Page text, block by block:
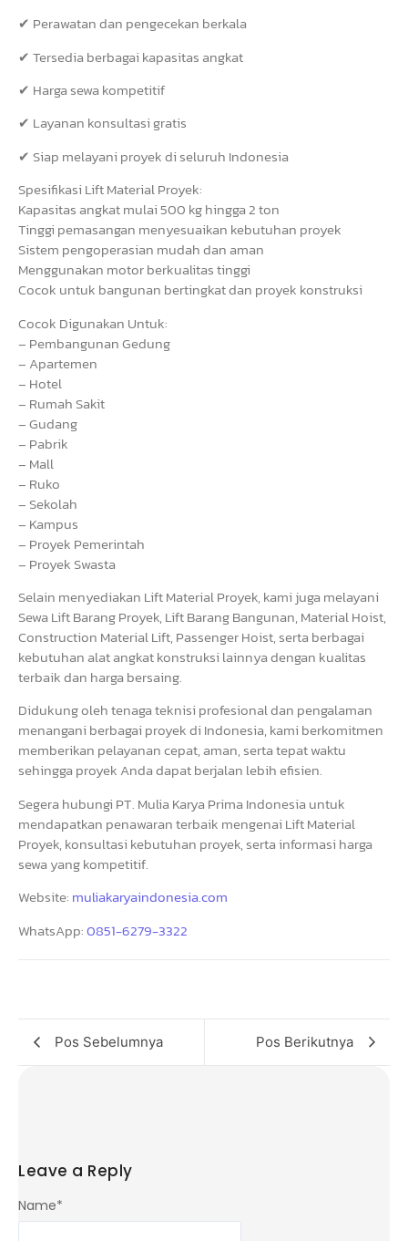
✔ Perawatan dan pengecekan berkala
✔ Tersedia berbagai kapasitas angkat
✔ Harga sewa kompetitif
✔ Layanan konsultasi gratis
✔ Siap melayani proyek di seluruh Indonesia
Spesifikasi Lift Material Proyek:
Kapasitas angkat mulai 500 kg hingga 2 ton
Tinggi pemasangan menyesuaikan kebutuhan proyek
Sistem pengoperasian mudah dan aman
Menggunakan motor berkualitas tinggi
Cocok untuk bangunan bertingkat dan proyek konstruksi
Cocok Digunakan Untuk:
– Pembangunan Gedung
– Apartemen
– Hotel
– Rumah Sakit
– Gudang
– Pabrik
– Mall
– Ruko
– Sekolah
– Kampus
– Proyek Pemerintah
– Proyek Swasta
Selain menyediakan Lift Material Proyek, kami juga melayani
Sewa Lift Barang Proyek, Lift Barang Bangunan, Material Hoist,
Construction Material Lift, Passenger Hoist, serta berbagai
kebutuhan alat angkat konstruksi lainnya dengan kualitas
terbaik dan harga bersaing.
Didukung oleh tenaga teknisi profesional dan pengalaman
menangani berbagai proyek di Indonesia, kami berkomitmen
memberikan pelayanan cepat, aman, serta tepat waktu
sehingga proyek Anda dapat berjalan lebih efisien.
Segera hubungi PT. Mulia Karya Prima Indonesia untuk
mendapatkan penawaran terbaik mengenai Lift Material
Proyek, konsultasi kebutuhan proyek, serta informasi harga
sewa yang kompetitif.
Website: muliakaryaindonesia.com
WhatsApp:0851-6279-3322
Pos Sebelumnya Pos Berikutnya
Leave a Reply
Name*